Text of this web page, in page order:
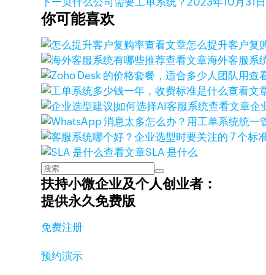
你可能喜欢
查看文章怎么提升客户复
查看文章海外客服系
查
查看文
查看文章企
查看文章SLA 是什么
扶持小微企业及个人创业者：
提供永久免费版
免费注册
预约演示